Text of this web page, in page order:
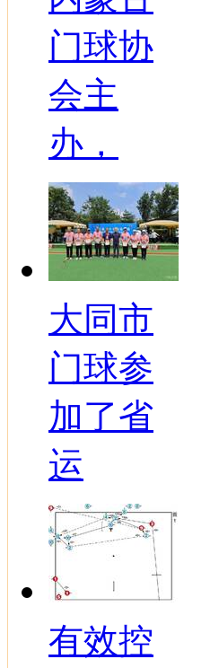
门球协
会主
办，
大同市
门球参
加了省
运
有效控